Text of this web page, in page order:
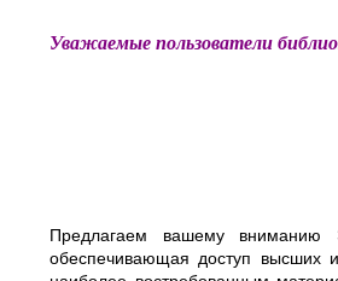
Уважаемые пользователи
Предлагаем вашему
обеспечивающая доступ высших